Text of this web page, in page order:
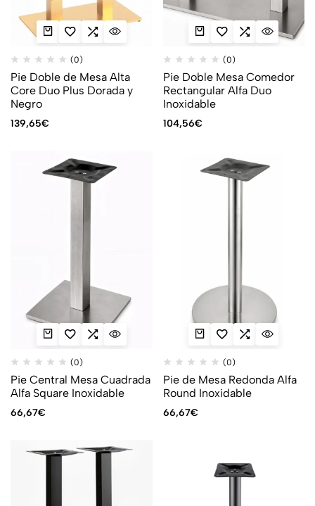
(0)
Pie Doble de Mesa Alta
Core Duo Plus Dorada y
Negro
139,65€
(0)
Pie Doble Mesa Comedor
Rectangular Alfa Duo
Inoxidable
104,56€
(0)
Pie Central Mesa Cuadrada
Alfa Square Inoxidable
66,67€
(0)
Pie de Mesa Redonda Alfa
Round Inoxidable
66,67€